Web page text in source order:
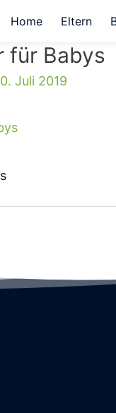
Home Eltern
für Babys
Juli 2019